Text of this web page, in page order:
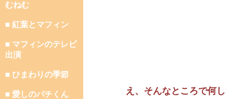
むねむ
■ 紅葉とマフィン
■ マフィンのテレビ
出演
■ ひまわりの季節
■ 愛しのパチくん え、そんなところで何